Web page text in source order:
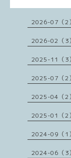
2026-07（2）
2026-02（3）
2025-11（3）
2025-07（2）
2025-04（2）
2025-01（2）
2024-09（1）
2024-06（3）